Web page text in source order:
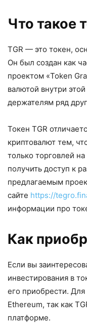
Что такое
TGR — это токен,
Он был создан как
проектом «Token
валютой внутри
держателям ряд
Токен TGR
криптовалют тем,
только торговлей
получить доступ к
предлагаемым
сайте https://
информации про
Как
Если вы
инвестирования в
его приобрести.
Ethereum, так как
платформе.